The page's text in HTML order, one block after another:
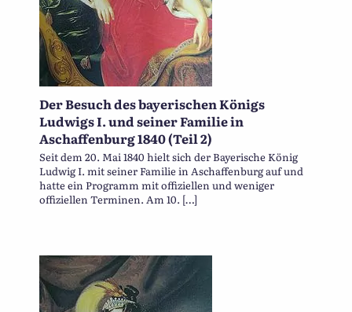
Der Besuch des bayerischen Königs
Ludwigs I. und seiner Familie in
Aschaffenburg 1840 (Teil 2)
Seit dem 20. Mai 1840 hielt sich der Bayerische König
Ludwig I. mit seiner Familie in Aschaffenburg auf und
hatte ein Programm mit offiziellen und weniger
offiziellen Terminen. Am 10. […]